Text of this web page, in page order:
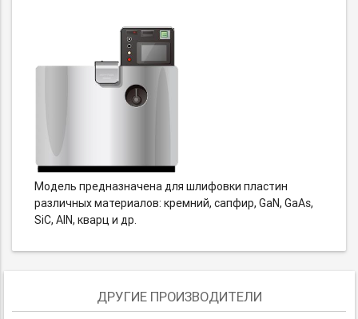
Модель предназначена для шлифовки пластин
различных материалов: кремний, сапфир, GaN, GaAs,
SiC, AlN, кварц и др.
ДРУГИЕ ПРОИЗВОДИТЕЛИ